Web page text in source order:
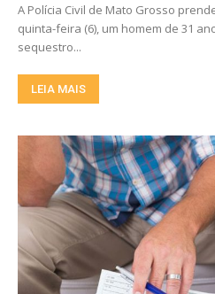
A Polícia Civil de Mato Grosso
quinta-feira (6), um homem de 31
sequestro...
LEIA MAIS